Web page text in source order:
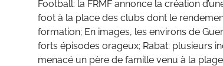
Football: la FRMF annonce la création
foot à la place des clubs dont le
formation; En images, les environs de
forts épisodes orageux; Rabat: plusieurs
menacé un père de famille venu à la